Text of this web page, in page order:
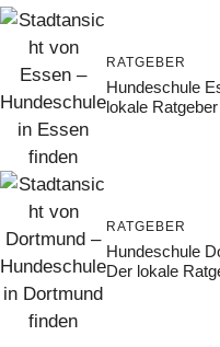
RATGEBER
Hundeschule
lokale
RATGEBER
Hundeschule
Der lokale